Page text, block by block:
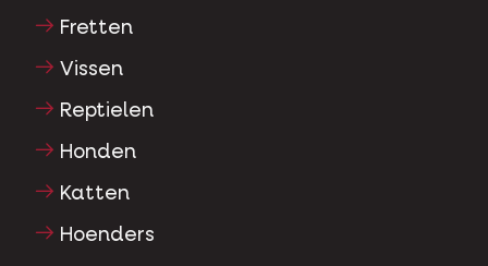
Fretten
Vissen
Reptielen
Honden
Katten
Hoenders